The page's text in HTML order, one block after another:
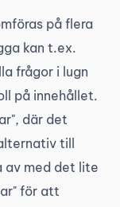
på flera
kan t.ex.
frågor i lugn
på innehållet.
där det
till
av med det lite
för att